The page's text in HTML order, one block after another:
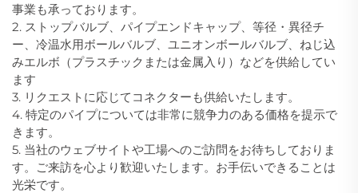
事業も承っております。
2. ストップバルブ、パイプエンドキャップ、等径・異径チ
ー、冷温水用ボールバルブ、ユニオンボールバルブ、ねじ込
みエルボ（プラスチックまたは金属入り）などを供給してい
ます
3. リクエストに応じてコネクターも供給いたします。
4. 特定のパイプについては非常に競争力のある価格を提示で
きます。
5. 当社のウェブサイトや工場へのご訪問をお待ちしておりま
す。ご来訪を心より歓迎いたします。お手伝いできることは
光栄です。